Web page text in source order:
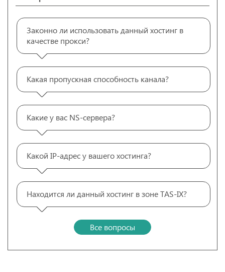
Законно ли использовать данный хостинг в
качестве прокси?
Какая пропускная способность канала?
Какие у вас NS-сервера?
Какой IP-адрес у вашего хостинга?
Находится ли данный хостинг в зоне TAS-IX?
Все вопросы